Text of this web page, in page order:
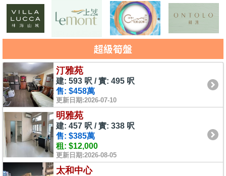
超級筍盤
汀雅苑
建: 593 呎 / 實: 495 呎
售: $458萬
更新日期:2026-07-10
明雅苑
建: 457 呎 / 實: 338 呎
售: $385萬
租: $12,000
更新日期:2026-08-05
太和中心